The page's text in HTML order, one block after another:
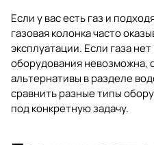
Если у вас есть газ и
газовая колонка часто
эксплуатации. Если газа
оборудования невозможна,
альтернативы в разделе
сравнить разные типы
под конкретную задачу.